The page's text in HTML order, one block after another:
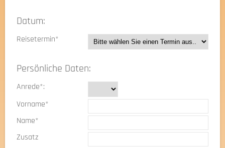
Datum:
Reisetermin*
Persönliche Daten:
Anrede*:
Vorname*
Name*
Zusatz